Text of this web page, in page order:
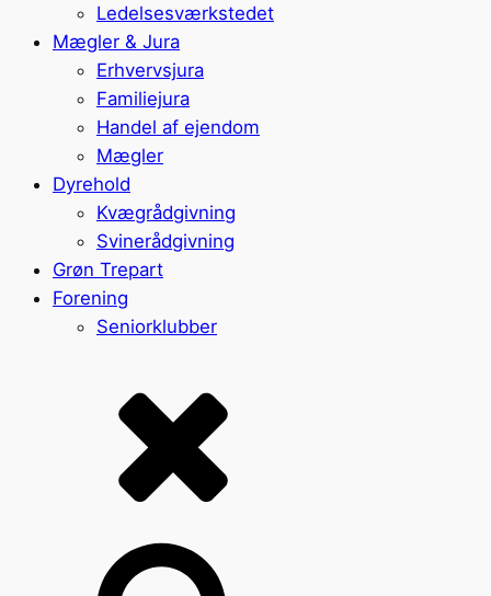
Ledelsesværkstedet
Mægler & Jura
Erhvervsjura
Familiejura
Handel af ejendom
Mægler
Dyrehold
Kvægrådgivning
Svinerådgivning
Grøn Trepart
Forening
Seniorklubber